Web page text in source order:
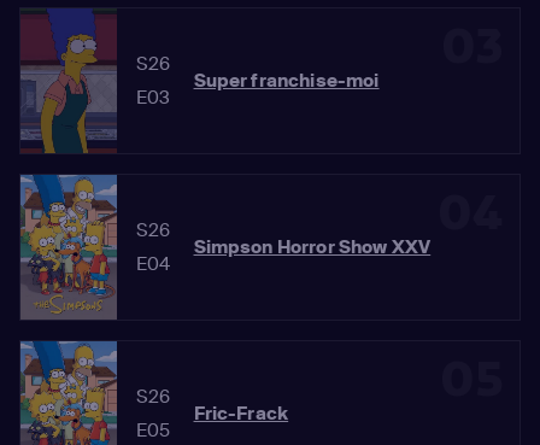
S26
E03
Super franchise-moi
S26
E04
Simpson Horror Show XXV
S26
E05
Fric-Frack